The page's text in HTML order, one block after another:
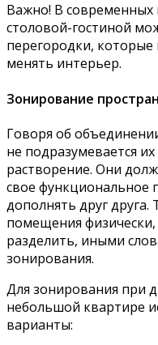
Важно! В современных
столовой-гостиной
перегородки,
менять интерьер.
Зонирование
Говоря об
не подразумевается
растворение. Они
свое функциональное
дополнять друг друга.
помещения
разделить, иными
зонирования.
Для зонирования при
небольшой квартире
варианты: